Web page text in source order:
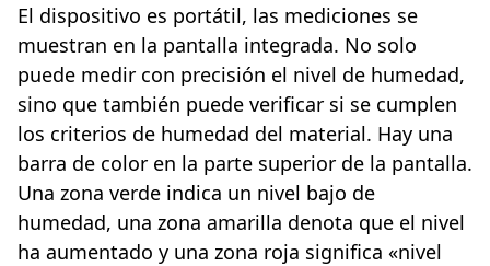
El dispositivo es portátil, las mediciones se
muestran en la pantalla integrada. No solo
puede medir con precisión el nivel de humedad,
sino que también puede verificar si se cumplen
los criterios de humedad del material. Hay una
barra de color en la parte superior de la pantalla.
Una zona verde indica un nivel bajo de
humedad, una zona amarilla denota que el nivel
ha aumentado y una zona roja significa «nivel